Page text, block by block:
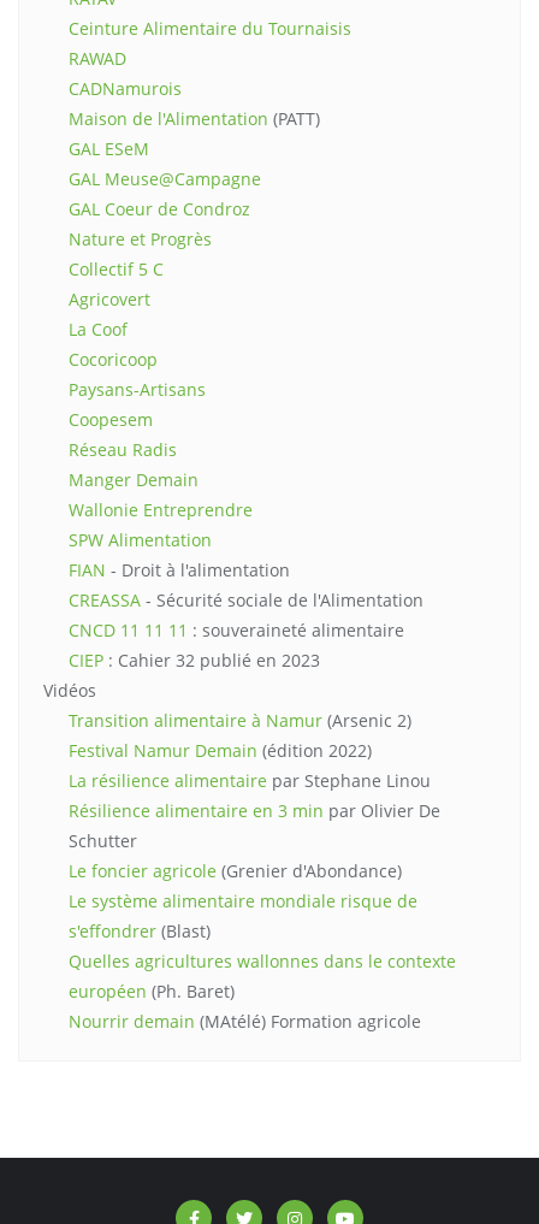
Ceinture Alimentaire du Tournaisis
RAWAD
CADNamurois
Maison de l'Alimentation (PATT)
GAL ESeM
GAL Meuse@Campagne
GAL Coeur de Condroz
Nature et Progrès
Collectif 5 C
Agricovert
La Coof
Cocoricoop
Paysans-Artisans
Coopesem
Réseau Radis
Manger Demain
Wallonie Entreprendre
SPW Alimentation
FIAN - Droit à l'alimentation
CREASSA - Sécurité sociale de l'Alimentation
CNCD 11 11 11 : souveraineté alimentaire
CIEP : Cahier 32 publié en 2023
Vidéos
Transition alimentaire à Namur (Arsenic 2)
Festival Namur Demain (édition 2022)
La résilience alimentaire par Stephane Linou
Résilience alimentaire en 3 min par Olivier De
Schutter
Le foncier agricole (Grenier d'Abondance)
Le système alimentaire mondiale risque de
s'effondrer (Blast)
Quelles agricultures wallonnes dans le contexte
européen (Ph. Baret)
Nourrir demain (MAtélé) Formation agricole